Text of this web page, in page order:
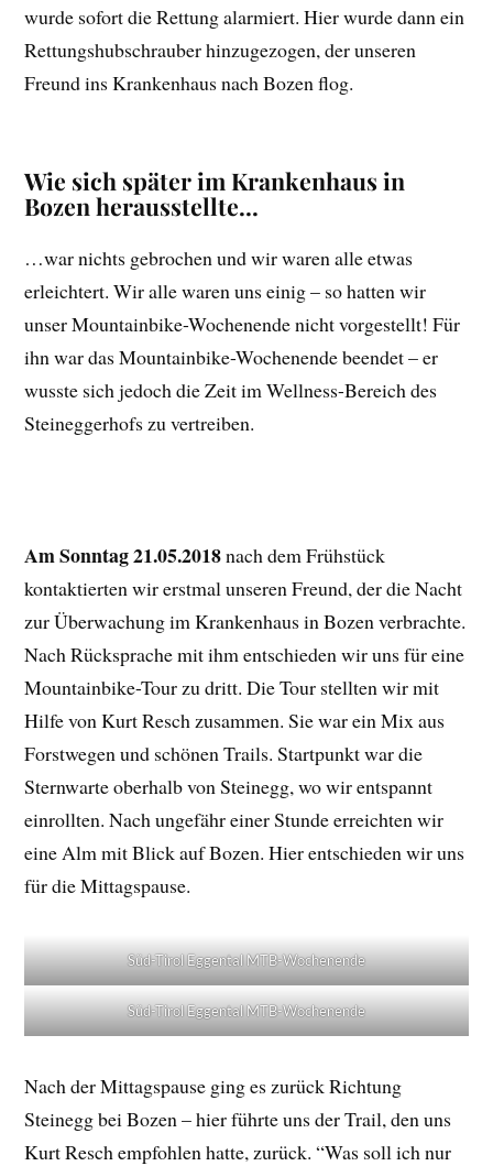
wurde sofort die Rettung alarmiert. Hier wurde dann ein
Rettungshubschrauber hinzugezogen, der unseren
Freund ins Krankenhaus nach Bozen flog.
Wie sich später im Krankenhaus in
Bozen herausstellte…
…war nichts gebrochen und wir waren alle etwas
erleichtert. Wir alle waren uns einig – so hatten wir
unser Mountainbike-Wochenende nicht vorgestellt! Für
ihn war das Mountainbike-Wochenende beendet – er
wusste sich jedoch die Zeit im Wellness-Bereich des
Steineggerhofs zu vertreiben.
Am Sonntag 21.05.2018nach dem Frühstück
kontaktierten wir erstmal unseren Freund, der die Nacht
zur Überwachung im Krankenhaus in Bozen verbrachte.
Nach Rücksprache mit ihm entschieden wir uns für eine
Mountainbike-Tour zu dritt. Die Tour stellten wir mit
Hilfe von Kurt Resch zusammen. Sie war ein Mix aus
Forstwegen und schönen Trails. Startpunkt war die
Sternwarte oberhalb von Steinegg, wo wir entspannt
einrollten. Nach ungefähr einer Stunde erreichten wir
eine Alm mit Blick auf Bozen. Hier entschieden wir uns
für die Mittagspause.
Süd-Tirol Eggental MTB-Wochenende
Süd-Tirol Eggental MTB-Wochenende
Nach der Mittagspause ging es zurück Richtung
Steinegg bei Bozen – hier führte uns der Trail, den uns
Kurt Resch empfohlen hatte, zurück. “Was soll ich nur